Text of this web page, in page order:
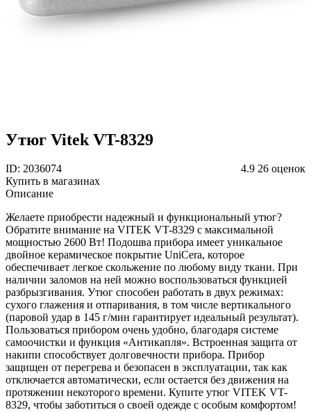
Утюг Vitek VT-8329
ID: 2036074 4.9 26 оценок
Купить в магазинах
Описание
Желаете приобрести надежный и функциональный утюг?
Обратите внимание на VITEK VT-8329 с максимальной
мощностью 2600 Вт! Подошва прибора имеет уникальное
двойное керамическое покрытие UniCera, которое
обеспечивает легкое скольжение по любому виду ткани. При
наличии заломов на ней можно воспользоваться функцией
разбрызгивания. Утюг способен работать в двух режимах:
сухого глажения и отпаривания, в том числе вертикального
(паровой удар в 145 г/мин гарантирует идеальный результат).
Пользоваться прибором очень удобно, благодаря системе
самоочистки и функция «Антикапля». Встроенная защита от
накипи способствует долговечности прибора. Прибор
защищен от перегрева и безопасен в эксплуатации, так как
отключается автоматически, если остается без движения на
протяжении некоторого времени. Купите утюг VITEK VT-
8329, чтобы заботиться о своей одежде с особым комфортом!